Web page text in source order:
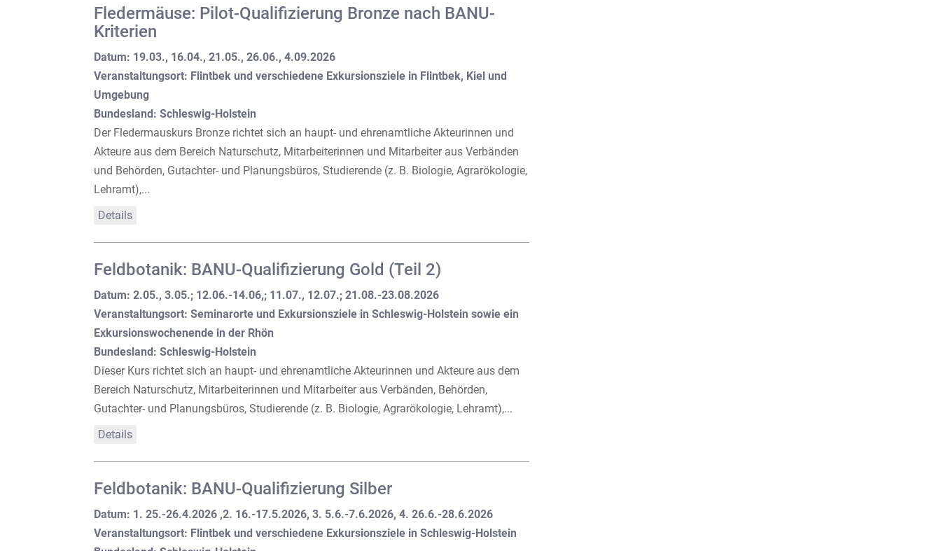
Fledermäuse: Pilot-Qualifizierung Bronze nach BANU-
Kriterien
Datum: 19.03., 16.04., 21.05., 26.06., 4.09.2026
Veranstaltungsort: Flintbek und verschiedene Exkursionsziele in Flintbek, Kiel und
Umgebung
Bundesland: Schleswig-Holstein
Der Fledermauskurs Bronze richtet sich an haupt- und ehrenamtliche Akteurinnen und
Akteure aus dem Bereich Naturschutz, Mitarbeiterinnen und Mitarbeiter aus Verbänden
und Behörden, Gutachter- und Planungsbüros, Studierende (z. B. Biologie, Agrarökologie,
Lehramt),...
Details
Feldbotanik: BANU-Qualifizierung Gold (Teil 2)
Datum: 2.05., 3.05.; 12.06.-14.06,; 11.07., 12.07.; 21.08.-23.08.2026
Veranstaltungsort: Seminarorte und Exkursionsziele in Schleswig-Holstein sowie ein
Exkursionswochenende in der Rhön
Bundesland: Schleswig-Holstein
Dieser Kurs richtet sich an haupt- und ehrenamtliche Akteurinnen und Akteure aus dem
Bereich Naturschutz, Mitarbeiterinnen und Mitarbeiter aus Verbänden, Behörden,
Gutachter- und Planungsbüros, Studierende (z. B. Biologie, Agrarökologie, Lehramt),...
Details
Feldbotanik: BANU-Qualifizierung Silber
Datum: 1. 25.-26.4.2026 ,2. 16.-17.5.2026, 3. 5.6.-7.6.2026, 4. 26.6.-28.6.2026
Veranstaltungsort: Flintbek und verschiedene Exkursionsziele in Schleswig-Holstein